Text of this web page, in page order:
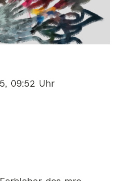
09:52 Uhr